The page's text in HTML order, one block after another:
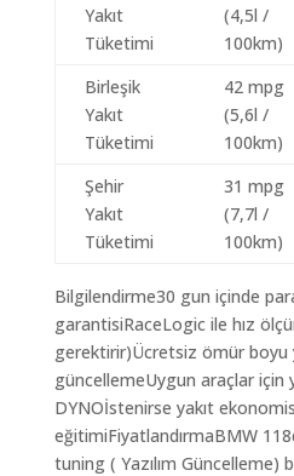
Yakıt
Tüketimi
(4,5l /
100km)
Birleşik
Yakıt
Tüketimi
42 mpg
(5,6l /
100km)
Şehir
Yakıt
Tüketimi
31 mpg
(7,7l /
100km)
Bilgilendirme30 gun içinde
garantisiRaceLogic ile hız
gerektirir)Ücretsiz ömür boyu
güncellemeUygun araçlar için
DYNOİstenirse yakıt
eğitimiFiyatlandırmaBMW
tuning ( Yazılım Güncelleme)